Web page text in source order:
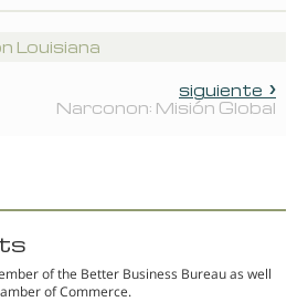
Louisiana
siguiente
Narconon: Misión Global
of the Better Business Bureau as well
of Commerce.